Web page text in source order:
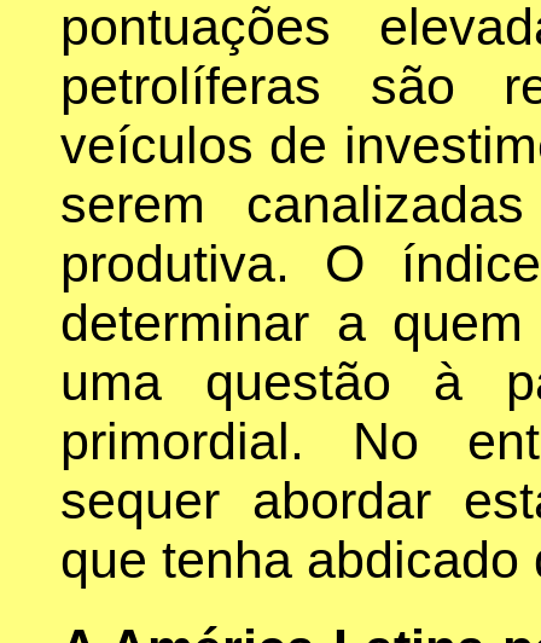
pontuações
petrolíferas são
veículos de
serem
produtiva. O
determinar a
uma questão à
primordial. No
sequer abordar
que tenha abdicado